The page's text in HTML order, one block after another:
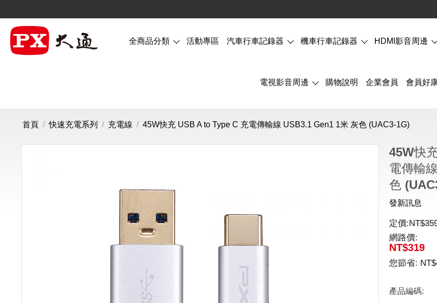
全商品分類 活動專區 汽車行車記錄器 機車行車記錄器 HDMI影音周邊
電視影音周邊 購物說明 企業會員 會員好
首頁 / 快速充電系列 / 充電線 / 45W快充 USB A to Type C 充電傳輸線 USB3.1 Gen1 1米 灰色 (UAC3-1G)
45W快
電傳輸
色
發新訊息
定價:NT$
網路價:
NT$319
您節省: NT$
產品編碼: